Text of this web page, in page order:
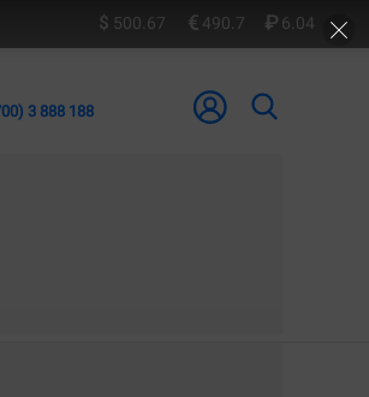
500.67 490.7 6.04
3 888 188